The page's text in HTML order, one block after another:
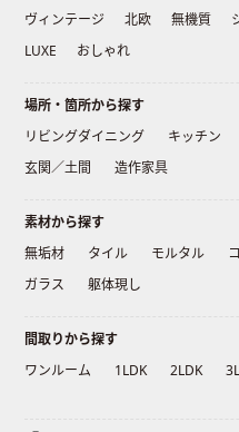
ヴィンテージ
北欧 無機質
LUXE
おしゃれ
場所・箇所から探す
リビングダイニング
キッチン
玄関／土間
造作家具
素材から探す
無垢材
タイル モルタル
ガラス
躯体現し
間取りから探す
ワンルーム
1LDK 2LDK